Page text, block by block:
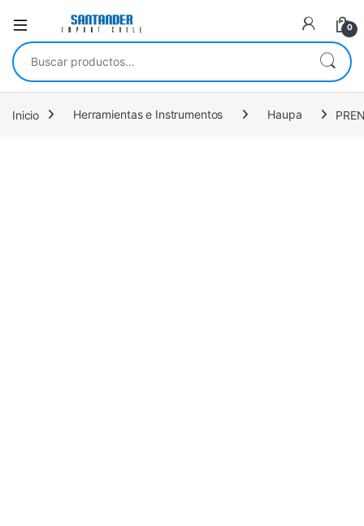
0
Buscar por:
Inicio Herramientas e Instrumentos Haupa